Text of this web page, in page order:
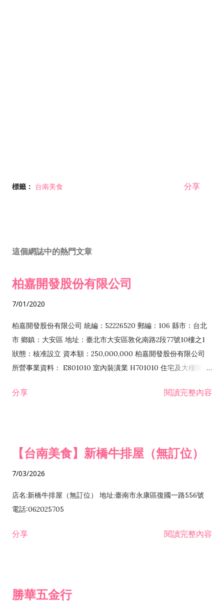
標籤： 台南美食 分享
這個網誌中的熱門文章
柏嘉開發股份有限公司
7/01/2020
柏嘉開發股份有限公司 統編：52226520 郵編：106 縣市：台北
市 鄉鎮：大安區 地址：臺北市大安區敦化南路2段77號10樓之1
狀態：核准設立 資本額：250,000,000 柏嘉開發股份有限公司
所營事業資料： E801010 室內裝潢業 H701010 住宅及大樓開發
發業 H703090 不動產買賣業 H703100 不動產租賃業 I503010
分享 閱讀完整內容
【台南美食】新橋牛排屋（無訂位）
7/03/2026
店名:新橋牛排屋（無訂位） 地址:臺南市永康區復國一路556號
電話:062025705
分享 閱讀完整內容
勝華五金行